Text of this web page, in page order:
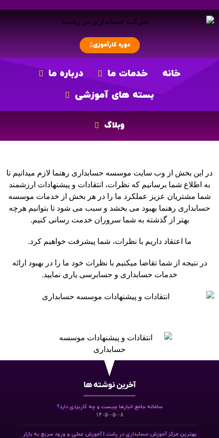
دوره کارآموزی
خانه خدمات ما
درباره ما
بسته های آموزشی
وبلاگ
در این بخش از وب سایت موسسه حسابداری رهنما لازم میدانیم تا
به اطلاع شما برسانیم که نظرات، انتقادات و پیشنهادات ارزشمند
شما مشتریان عزیز عملکرد ما را در هر بخش از خدمات موسسه
حسابداری رهنما بهبود می بخشد و سبب می شود تا بتوانیم هرچه
بهتر از گذشته به شما سروران خدمت رسانی کنیم.
ما اعتقاد داریم با نظرات، شما پیشرفت خواهیم کرد.
در نتیجه از شما تقاضا میکنیم با نظرات خود ما را در بهبود ارائه
خدمات حسابداری و حسابرسی یاری نمایید.
آخرین نوشته ها
سامانه جامع انبارها چیست و چه کاربردی دارد؟
۱۴۰۵-۰۵-۰۸
بهترین مرکز آموزش حسابداری در رشت | آموزش عملی و ورود سریع به بازار